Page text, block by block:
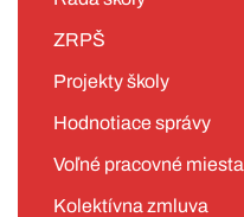
ZRPŠ
Projekty školy
Hodnotiace správy
Voľné pracovné miesta
Kolektívna zmluva